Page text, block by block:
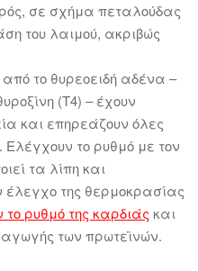
σε σχήμα πεταλούδας
του λαιμού, ακριβώς
το θυρεοειδή αδένα –
(Τ4) – έχουν
και επηρεάζουν όλες
Ελέγχουν το ρυθμό με τον
τα λίπη και
έλεγχο της θερμοκρασίας
ρυθμό της καρδιάς και
των πρωτεϊνών.